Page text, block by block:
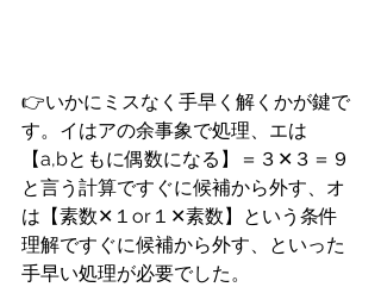
👉いかにミスなく手早く解くかが鍵で
す。イはアの余事象で処理、エは
【a,bともに偶数になる】＝３✕３＝９
と言う計算ですぐに候補から外す、オ
は【素数✕１or１✕素数】という条件
理解ですぐに候補から外す、といった
手早い処理が必要でした。